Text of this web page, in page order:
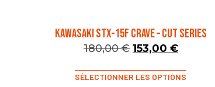
KAWASAKI STX-15F CRAVE – CUT SERIES
180,00€ 153,00 €
SÉLECTIONNER LES OPTIONS